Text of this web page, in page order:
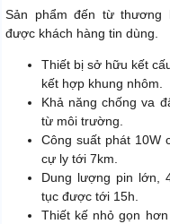
Sản phẩm đến từ thương
được khách hàng tin dùng.
Thiết bị sở hữu kết
kết hợp khung nhôm.
Khả năng chống va
từ môi trường.
Công suất phát 10W
cự ly tới 7km.
Dung lượng pin lớn,
tục được tới 15h.
Thiết kế nhỏ gọn